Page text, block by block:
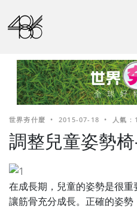
世界夯什麼 • 2015-07-18 • 人氣 :
調整兒童姿勢椅
在成長期，兒童的姿勢是很
讓筋骨充分成長。正確的姿